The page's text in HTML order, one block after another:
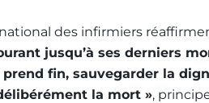
des infirmiers
jusqu’à ses derniers
fin, sauvegarder la
la mort »,